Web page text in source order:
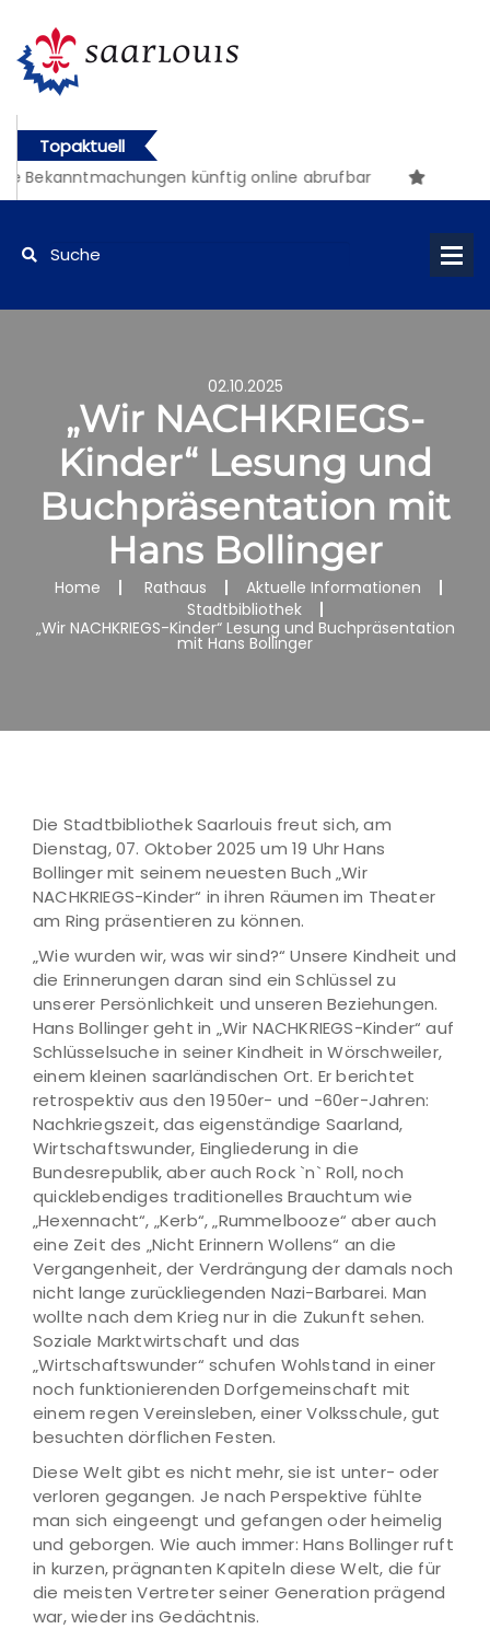
Topaktuell
künftig online abrufbar
02.10.2025
„Wir NACHKRIEGS-
Kinder“ Lesung und
Buchpräsentation mit
Hans Bollinger
Home Rathaus
Aktuelle Informationen
Stadtbibliothek
„Wir NACHKRIEGS-Kinder“ Lesung und Buchpräsentation
mit Hans Bollinger
Die Stadtbibliothek Saarlouis freut sich, am
Dienstag, 07. Oktober 2025 um 19 Uhr Hans
Bollinger mit seinem neuesten Buch „Wir
NACHKRIEGS-Kinder“ in ihren Räumen im Theater
am Ring präsentieren zu können.
„Wie wurden wir, was wir sind?“ Unsere Kindheit und
die Erinnerungen daran sind ein Schlüssel zu
unserer Persönlichkeit und unseren Beziehungen.
Hans Bollinger geht in „Wir NACHKRIEGS-Kinder“ auf
Schlüsselsuche in seiner Kindheit in Wörschweiler,
einem kleinen saarländischen Ort. Er berichtet
retrospektiv aus den 1950er- und -60er-Jahren:
Nachkriegszeit, das eigenständige Saarland,
Wirtschaftswunder, Eingliederung in die
Bundesrepublik, aber auch Rock `n` Roll, noch
quicklebendiges traditionelles Brauchtum wie
„Hexennacht“, „Kerb“, „Rummelbooze“ aber auch
eine Zeit des „Nicht Erinnern Wollens“ an die
Vergangenheit, der Verdrängung der damals noch
nicht lange zurückliegenden Nazi-Barbarei. Man
wollte nach dem Krieg nur in die Zukunft sehen.
Soziale Marktwirtschaft und das
„Wirtschaftswunder“ schufen Wohlstand in einer
noch funktionierenden Dorfgemeinschaft mit
einem regen Vereinsleben, einer Volksschule, gut
besuchten dörflichen Festen.
Diese Welt gibt es nicht mehr, sie ist unter- oder
verloren gegangen. Je nach Perspektive fühlte
man sich eingeengt und gefangen oder heimelig
und geborgen. Wie auch immer: Hans Bollinger ruft
in kurzen, prägnanten Kapiteln diese Welt, die für
die meisten Vertreter seiner Generation prägend
war, wieder ins Gedächtnis.